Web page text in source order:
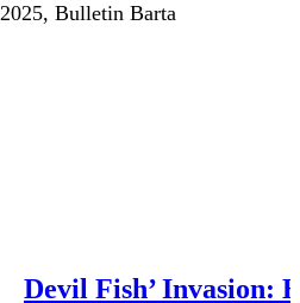
Bulletin Barta
Devil Fish’ Invasion: